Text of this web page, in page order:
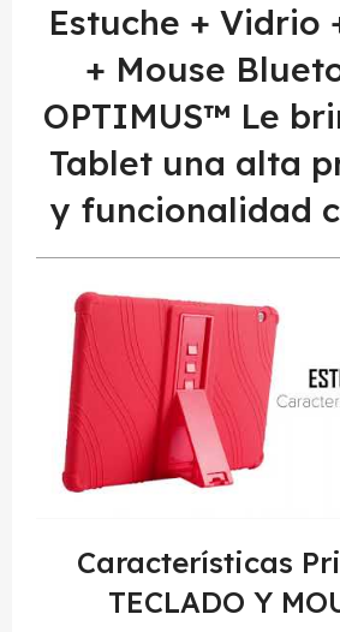
Estuche + Vidrio
+ Mouse
OPTIMUS™ Le
Tablet una alta
y funcionalidad
Características
TECLADO Y